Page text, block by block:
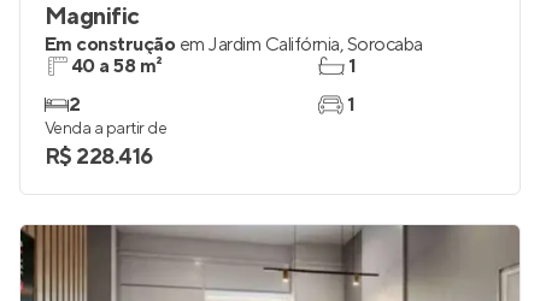
Magnific
Em construção em Jardim Califórnia,Sorocaba
40 a 58 m²
2
1
1
Venda a partir de
R$ 228.416